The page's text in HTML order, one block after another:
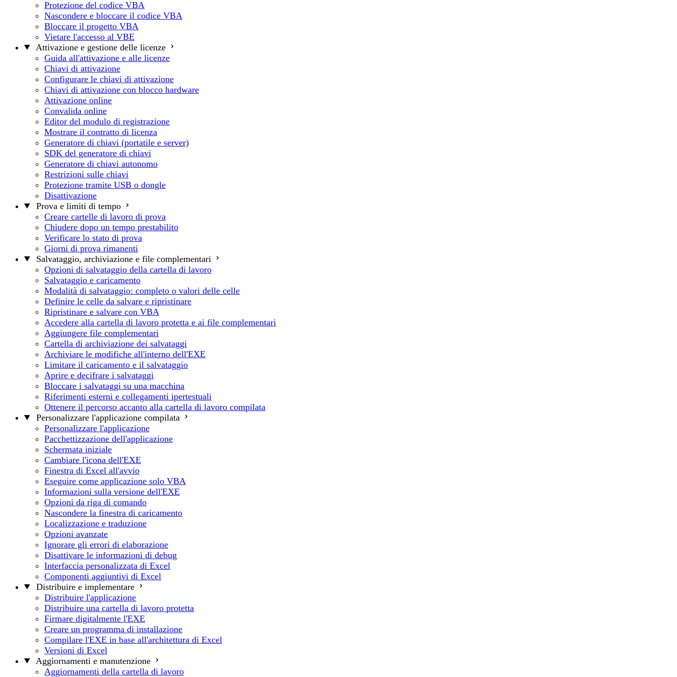
Protezione del codice VBA
Nascondere e bloccare il codice VBA
Bloccare il progetto VBA
Vietare l'accesso al VBE
Attivazione e gestione delle licenze
Guida all'attivazione e alle licenze
Chiavi di attivazione
Configurare le chiavi di attivazione
Chiavi di attivazione con blocco hardware
Attivazione online
Convalida online
Editor del modulo di registrazione
Mostrare il contratto di licenza
Generatore di chiavi (portatile e server)
SDK del generatore di chiavi
Generatore di chiavi autonomo
Restrizioni sulle chiavi
Protezione tramite USB o dongle
Disattivazione
Prova e limiti di tempo
Creare cartelle di lavoro di prova
Chiudere dopo un tempo prestabilito
Verificare lo stato di prova
Giorni di prova rimanenti
Salvataggio, archiviazione e file complementari
Opzioni di salvataggio della cartella di lavoro
Salvataggio e caricamento
Modalità di salvataggio: completo o valori delle celle
Definire le celle da salvare e ripristinare
Ripristinare e salvare con VBA
Accedere alla cartella di lavoro protetta e ai file complementari
Aggiungere file complementari
Cartella di archiviazione dei salvataggi
Archiviare le modifiche all'interno dell'EXE
Limitare il caricamento e il salvataggio
Aprire e decifrare i salvataggi
Bloccare i salvataggi su una macchina
Riferimenti esterni e collegamenti ipertestuali
Ottenere il percorso accanto alla cartella di lavoro compilata
Personalizzare l'applicazione compilata
Personalizzare l'applicazione
Pacchettizzazione dell'applicazione
Schermata iniziale
Cambiare l'icona dell'EXE
Finestra di Excel all'avvio
Eseguire come applicazione solo VBA
Informazioni sulla versione dell'EXE
Opzioni da riga di comando
Nascondere la finestra di caricamento
Localizzazione e traduzione
Opzioni avanzate
Ignorare gli errori di elaborazione
Disattivare le informazioni di debug
Interfaccia personalizzata di Excel
Componenti aggiuntivi di Excel
Distribuire e implementare
Distribuire l'applicazione
Distribuire una cartella di lavoro protetta
Firmare digitalmente l'EXE
Creare un programma di installazione
Compilare l'EXE in base all'architettura di Excel
Versioni di Excel
Aggiornamenti e manutenzione
Aggiornamenti della cartella di lavoro